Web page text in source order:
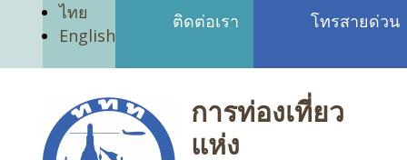
ไทย
English
ติดต่อเรา โทรสายด่วน
การท่องเที่ยว
แห่ง